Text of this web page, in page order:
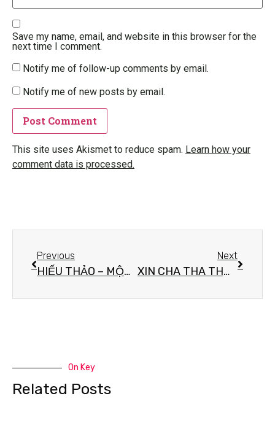
Save my name, email, and website in this browser for the
next time I comment.
Notify me of follow-up comments by email.
Notify me of new posts by email.
This site uses Akismet to reduce spam. Learn how your
comment data is processed.
Previous
HIẾU THẢO – MỘT ĐỜI ÂN NGHĨA KHÔNG THỂ ĐO ĐẾM
Next
XIN CHA THA THỨ – MỘT LỜI NGUYỆN XÓA TAN BÓNG TỐI ĐỜI NGƯỜI
On Key
Related Posts